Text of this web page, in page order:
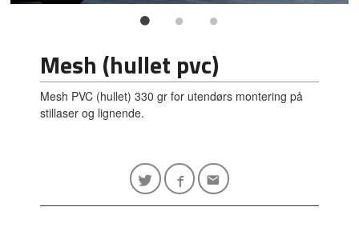
Mesh (hullet pvc)
Mesh PVC (hullet) 330 gr for utendørs montering på
stillaser og lignende.